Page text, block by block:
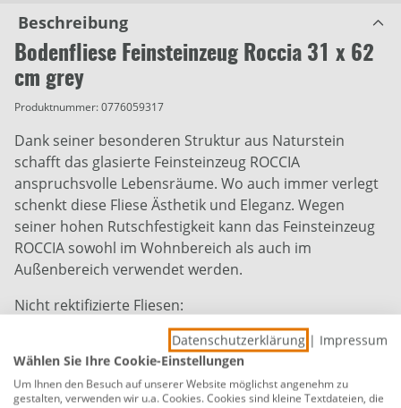
Beschreibung
Bodenfliese Feinsteinzeug Roccia 31 x 62
cm grey
Produktnummer:0776059317
Dank seiner besonderen Struktur aus Naturstein
schafft das glasierte Feinsteinzeug ROCCIA
anspruchsvolle Lebensräume. Wo auch immer verlegt
schenkt diese Fliese Ästhetik und Eleganz. Wegen
seiner hohen Rutschfestigkeit kann das Feinsteinzeug
ROCCIA sowohl im Wohnbereich als auch im
Außenbereich verwendet werden.
Nicht rektifizierte Fliesen:
Beim Herstellungsprozess von nicht-rektifizierten
Fliesen wie dieser kann es während des Brennvorgangs
zur Schrumpfung des Produktes kommen. Daraus
können leichte Abweichungen in Maß sowie
Datenschutzerklärung | Impressum
Wählen Sie Ihre Cookie-Einstellungen
Um Ihnen den Besuch auf unserer Website möglichst angenehm zu
gestalten, verwenden wir u.a. Cookies. Cookies sind kleine Textdateien, die